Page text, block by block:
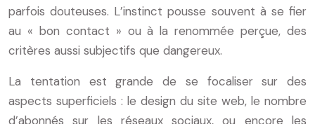
parfois douteuses. L’instinct pousse souvent à se fier
au « bon contact » ou à la renommée perçue, des
critères aussi subjectifs que dangereux.
La tentation est grande de se focaliser sur des
aspects superficiels : le design du site web, le nombre
d’abonnés sur les réseaux sociaux, ou encore les